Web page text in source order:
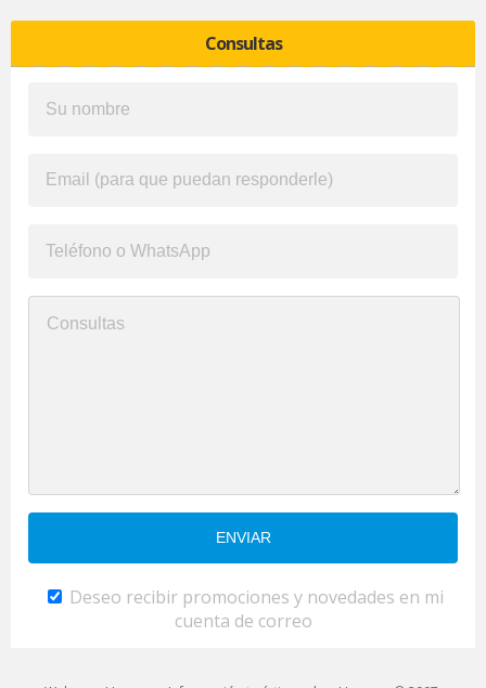
Consultas
Deseo recibir promociones y novedades en mi
cuenta de correo